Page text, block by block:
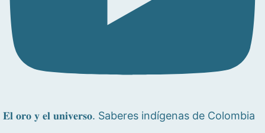
𝐄𝐥 𝐨𝐫𝐨 𝐲 𝐞𝐥 𝐮𝐧𝐢𝐯𝐞𝐫𝐬𝐨. Saberes indígenas de Colombia